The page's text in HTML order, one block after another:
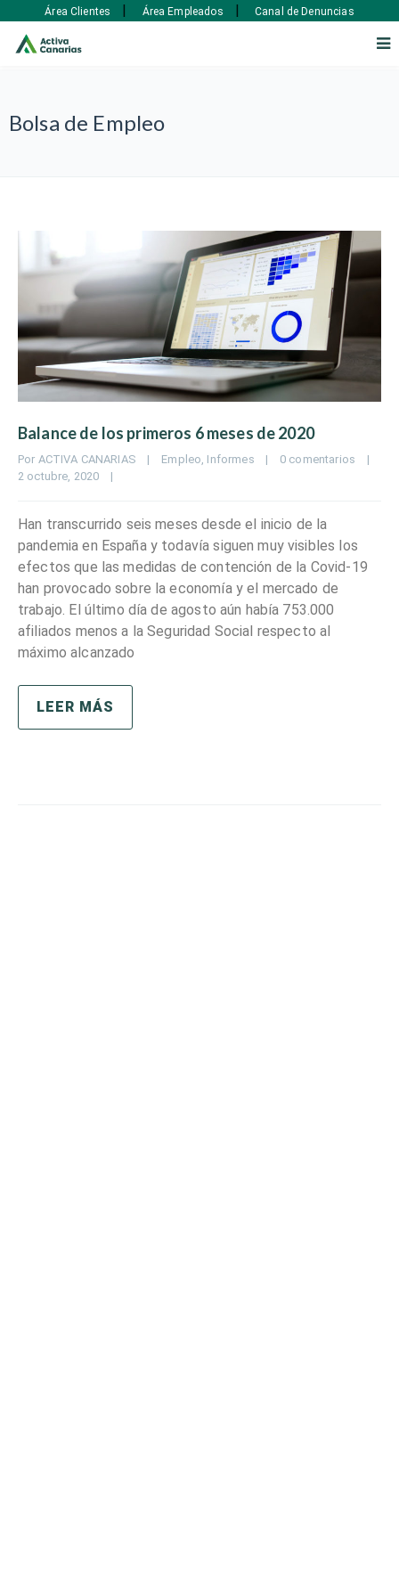
Bolsa de Empleo
Balance de los primeros 6 meses de 2020
Por ACTIVA CANARIAS | Empleo, Informes | 0 comentarios
|
2 octubre, 2020 |
Han transcurrido seis meses desde el inicio de la
pandemia en España y todavía siguen muy visibles los
efectos que las medidas de contención de la Covid-19
han provocado sobre la economía y el mercado de
trabajo. El último día de agosto aún había 753.000
afiliados menos a la Seguridad Social respecto al
máximo alcanzado
LEER MÁS
Área Clientes | Área Empleados | Canal de Denuncias